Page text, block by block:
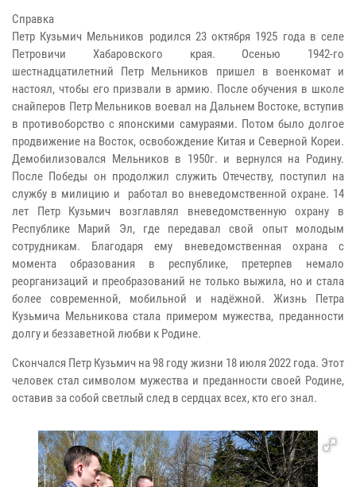
Справка
Петр Кузьмич Мельников родился 23 октября 1925 года в селе
Петровичи Хабаровского края. Осенью 1942-го
шестнадцатилетний Петр Мельников пришел в военкомат и
настоял, чтобы его призвали в армию. После обучения в школе
снайперов Петр Мельников воевал на Дальнем Востоке, вступив
в противоборство с японскими самураями. Потом было долгое
продвижение на Восток, освобождение Китая и Северной Кореи.
Демобилизовался Мельников в 1950г. и вернулся на Родину.
После Победы он продолжил служить Отечеству, поступил на
службу в милицию и работал во вневедомственной охране. 14
лет Петр Кузьмич возглавлял вневедомственную охрану в
Республике Марий Эл, где передавал свой опыт молодым
сотрудникам. Благодаря ему вневедомственная охрана с
момента образования в республике, претерпев немало
реорганизаций и преобразований не только выжила, но и стала
более современной, мобильной и надёжной. Жизнь Петра
Кузьмича Мельникова стала примером мужества, преданности
долгу и беззаветной любви к Родине.
Скончался Петр Кузьмич на 98 году жизни 18 июля 2022 года. Этот
человек стал символом мужества и преданности своей Родине,
оставив за собой светлый след в сердцах всех, кто его знал.